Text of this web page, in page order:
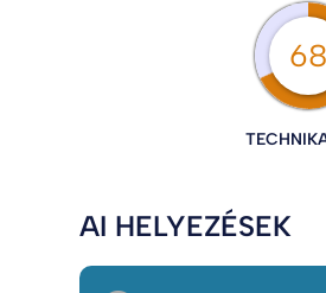
68
AI HELYEZÉSEK